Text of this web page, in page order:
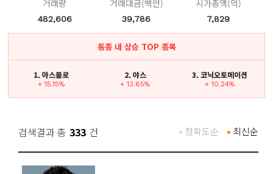
거래량
482,606
거래대금(백만)
39,786
시가총액(억)
7,829
동종 내 상승 TOP 종목
1. 아스플로
+ 15.15%
2. 야스
+ 13.65%
3. 코닉오토메이션
+ 10.24%
검색결과 총 333 건 최신순
정확도순